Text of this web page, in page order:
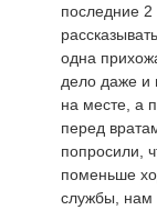
последние 2
одна
дело даже и
на месте, а
перед
попросили,
поменьше
службы, нам